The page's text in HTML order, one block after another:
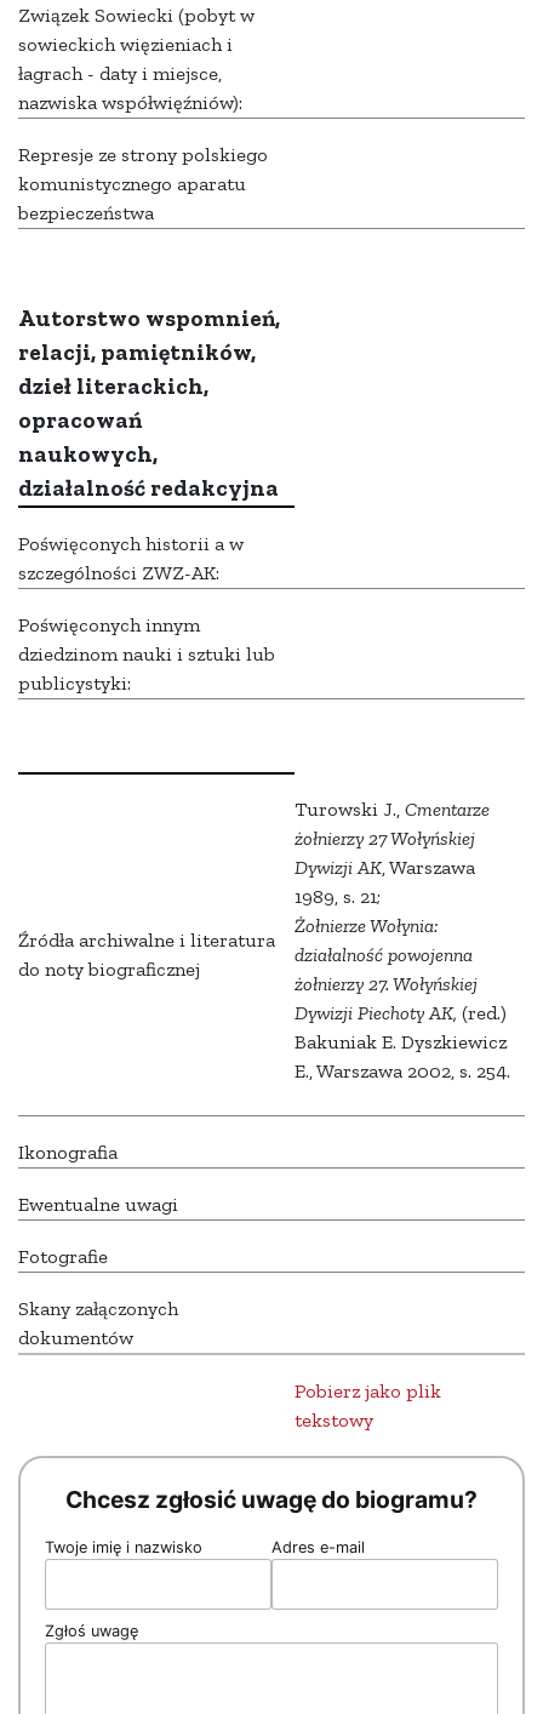
Związek Sowiecki (pobyt w
sowieckich więzieniach i
łagrach - daty i miejsce,
nazwiska współwięźniów):
Represje ze strony polskiego
komunistycznego aparatu
bezpieczeństwa
Autorstwo wspomnień,
relacji, pamiętników,
dzieł literackich,
opracowań
naukowych,
działalność redakcyjna
Poświęconych historii a w
szczególności ZWZ-AK:
Poświęconych innym
dziedzinom nauki i sztuki lub
publicystyki:
Źródła archiwalne i literatura
do noty biograficznej
Turowski J., Cmentarze
żołnierzy 27 Wołyńskiej
Dywizji AK, Warszawa
1989, s. 21;
Żołnierze Wołynia:
działalność powojenna
żołnierzy 27. Wołyńskiej
Dywizji Piechoty AK, (red.)
Bakuniak E. Dyszkiewicz
E., Warszawa 2002, s. 254.
Ikonografia
Ewentualne uwagi
Fotografie
Skany załączonych
dokumentów
Pobierz jako plik
tekstowy
Chcesz zgłosić uwagę do biogramu?
Twoje imię i nazwisko Adres e-mail
Zgłoś uwagę